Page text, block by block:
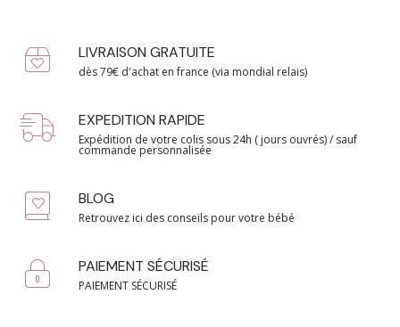
LIVRAISON GRATUITE
dès 79€ d'achat en france (via mondial relais)
EXPEDITION RAPIDE
Expédition de votre colis sous 24h ( jours ouvrés) / sauf
commande personnalisée
BLOG
Retrouvez ici des conseils pour votre bébé
PAIEMENT SÉCURISÉ
PAIEMENT SÉCURISÉ